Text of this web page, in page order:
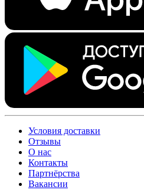
Условия доставки
Отзывы
О нас
Контакты
Партнёрства
Вакансии